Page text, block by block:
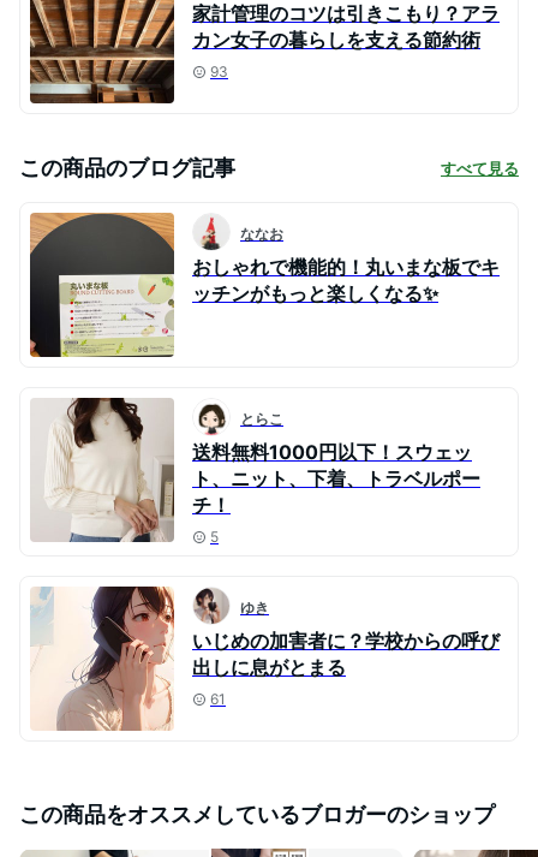
家計管理のコツは引きこもり？アラ
カン女子の暮らしを支える節約術
93
この商品のブログ記事 すべて見る
ななお
おしゃれで機能的！丸いまな板でキ
ッチンがもっと楽しくなる✨
とらこ
送料無料1000円以下！スウェッ
ト、ニット、下着、トラベルポー
チ！
5
ゆき
いじめの加害者に？学校からの呼び
出しに息がとまる
61
この商品をオススメしているブロガーのショップ